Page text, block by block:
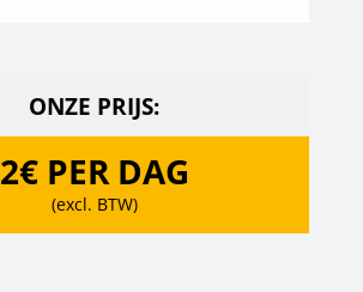
ONZE PRIJS:
2€ PER DAG
(excl. BTW)